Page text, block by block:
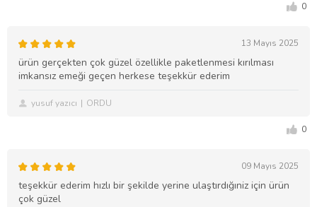
0
13 Mayıs 2025
ürün gerçekten çok güzel özellikle paketlenmesi kırılması
imkansız emeği geçen herkese teşekkür ederim
yusuf yazıcı ORDU
0
09 Mayıs 2025
teşekkür ederim hızlı bir şekilde yerine ulaştırdığıniz için ürün
çok güzel